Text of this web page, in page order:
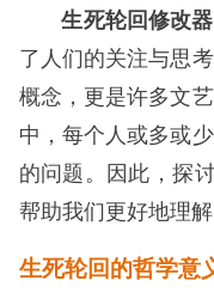
生死轮回修改器
了人们的关注与思
概念，更是许多文
中，每个人或多或
的问题。因此，探
帮助我们更好地理
生死轮回的哲学意